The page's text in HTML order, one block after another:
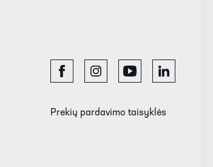
Prekių pardavimo taisyklės